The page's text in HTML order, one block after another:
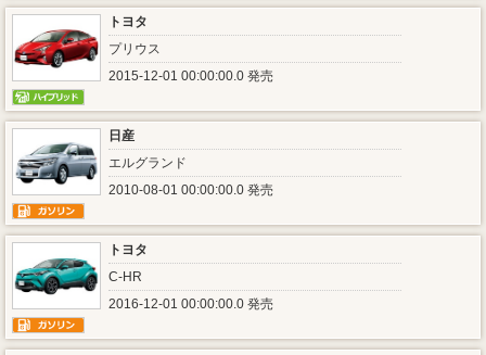
トヨタ
プリウス
2015-12-01 00:00:00.0 発売
日産
エルグランド
2010-08-01 00:00:00.0 発売
トヨタ
C-HR
2016-12-01 00:00:00.0 発売